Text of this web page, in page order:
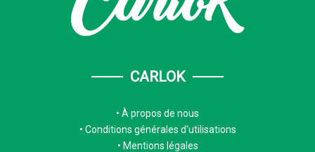
CARLOK
À propos de nous
Conditions générales d'utilisations
Mentions légales